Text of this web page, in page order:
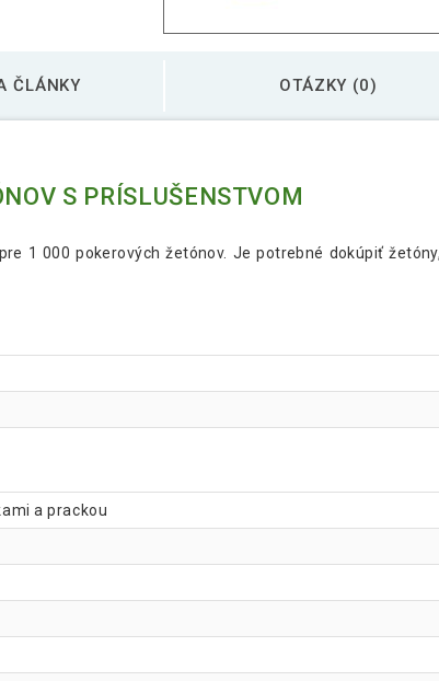
ČLÁNKY OTÁZKY (0)
S PRÍSLUŠENSTVOM
1 000 pokerových žetónov. Je potrebné dokúpiť
a prackou